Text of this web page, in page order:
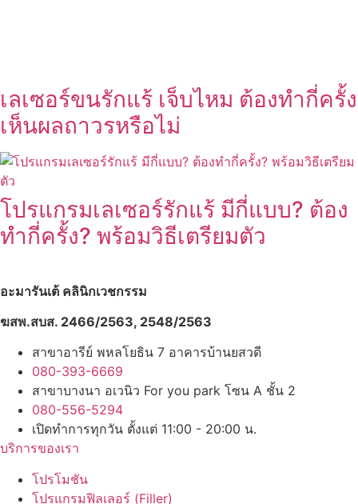
เลเซอร์ขนรักแร้ เจ็บไหม ต้องทำกี่ครั้ง
เห็นผลถาวรหรือไม่
โปรแกรมเลเซอร์รักแร้ มีกี่แบบ? ต้อง
ทำกี่ครั้ง? พร้อมวิธีเตรียมตัว
อะมารันเต้ คลินิกเวชกรรม
ฆสพ.สบส. 2466/2563, 2548/2563
สาขาอารีย์ พหลโยธิน 7 อาคารบ้านยสวดี
080-393-6669
สาขาบางนา อเวนิว For you park โซน A ชั้น 2
080-556-5294
เปิดทำการทุกวัน ตั้งแต่ 11:00 - 20:00 น.
บริการของเรา
โปรโมชัน
โปรแกรมฟิลเลอร์ (Filler)